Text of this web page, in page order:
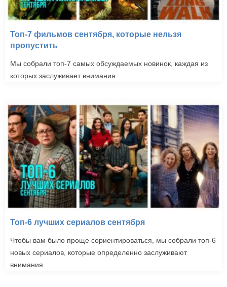
Топ-7 фильмов сентября, которые нельзя
пропустить
Мы собрали топ-7 самых обсуждаемых новинок, каждая из
которых заслуживает внимания
Топ-6 лучших сериалов сентября
Чтобы вам было проще сориентироваться, мы собрали топ-6
новых сериалов, которые определенно заслуживают
внимания